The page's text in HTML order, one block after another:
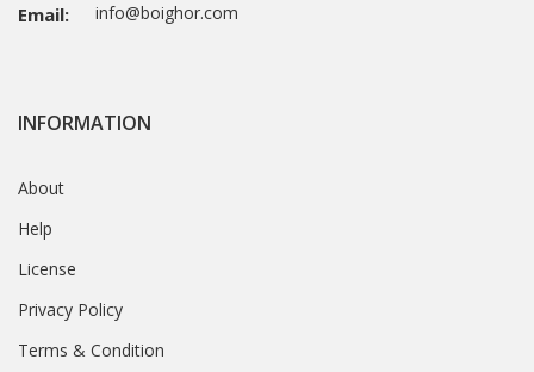
Email: info@boighor.com
INFORMATION
About
Help
License
Privacy Policy
Terms & Condition